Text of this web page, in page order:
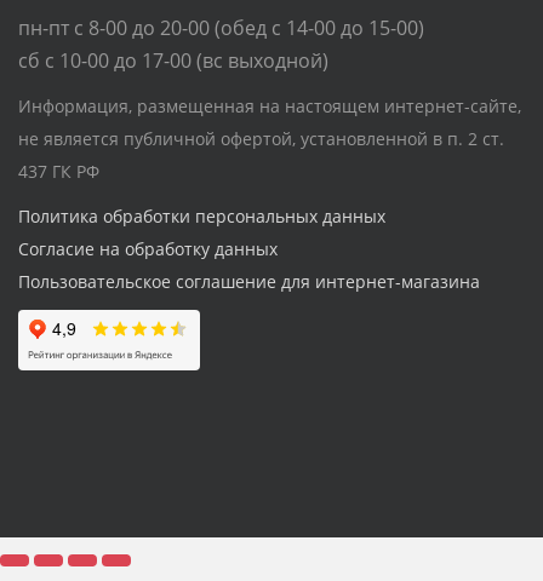
пн-пт с 8-00 до 20-00 (обед с 14-00 до 15-00)
сб с 10-00 до 17-00 (вс выходной)
Информация, размещенная на настоящем интернет-сайте,
не является публичной офертой, установленной в п. 2 ст.
437 ГК РФ
Политика обработки персональных данных
Согласие на обработку данных
Пользовательское соглашение для интернет-магазина